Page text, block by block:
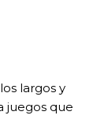
largos y
juegos que